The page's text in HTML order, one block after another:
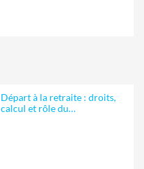
Départ à la retraite : droits,
calcul et rôle du…